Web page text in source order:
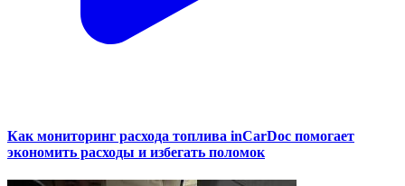
Как мониторинг расхода топлива inCarDoc помогает
экономить расходы и избегать поломок